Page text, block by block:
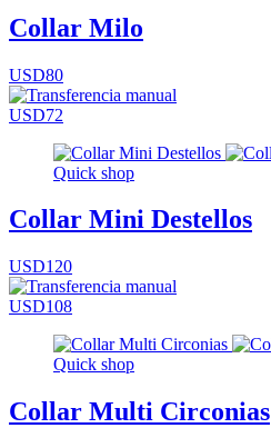
Collar Milo
USD80
USD72
Quick shop
Collar Mini Destellos
USD120
USD108
Quick shop
Collar Multi Circonias